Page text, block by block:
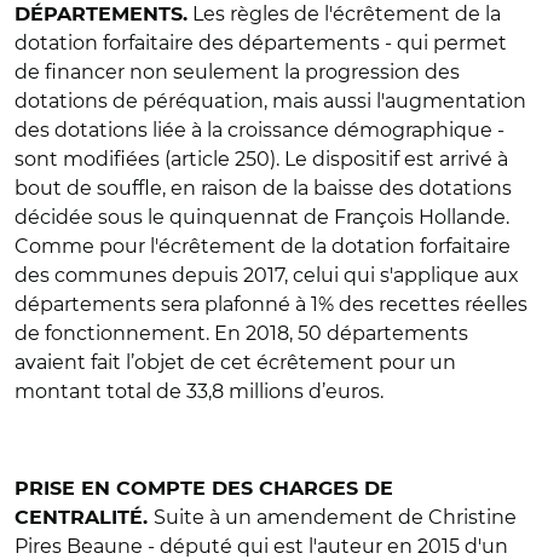
DÉPARTEMENTS. Les règles de l'écrêtement de la
dotation forfaitaire des départements - qui permet
de financer non seulement la progression des
dotations de péréquation, mais aussi l'augmentation
des dotations liée à la croissance démographique -
sont modifiées (article 250). Le dispositif est arrivé à
bout de souffle, en raison de la baisse des dotations
décidée sous le quinquennat de François Hollande.
Comme pour l'écrêtement de la dotation forfaitaire
des communes depuis 2017, celui qui s'applique aux
départements sera plafonné à 1% des recettes réelles
de fonctionnement. En 2018, 50 départements
avaient fait l’objet de cet écrêtement pour un
montant total de 33,8 millions d’euros.
PRISE EN COMPTE DES CHARGES DE
CENTRALITÉ. Suite à un amendement de Christine
Pires Beaune - député qui est l'auteur en 2015 d'un